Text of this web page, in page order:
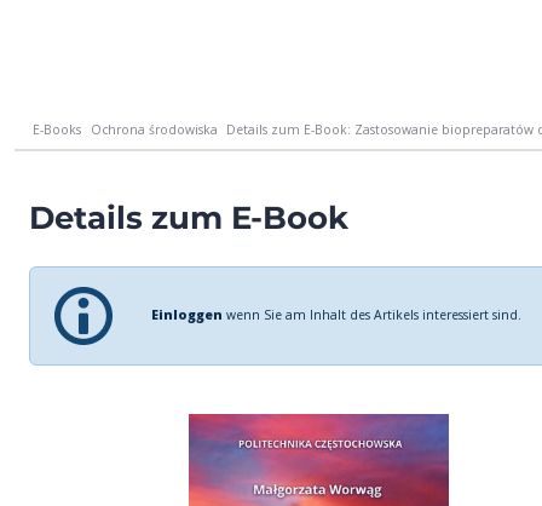
E-Books Ochrona środowiska Details zum E-Book: Zastosowanie
Details zum E-Book
Einloggen wenn Sie am Inhalt des Artikels interessiert sind.